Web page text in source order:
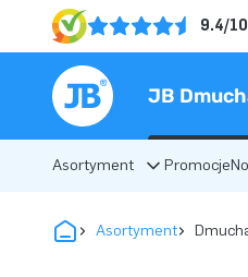
9.4/10
JB
Asortyment Promocje
Asortyment